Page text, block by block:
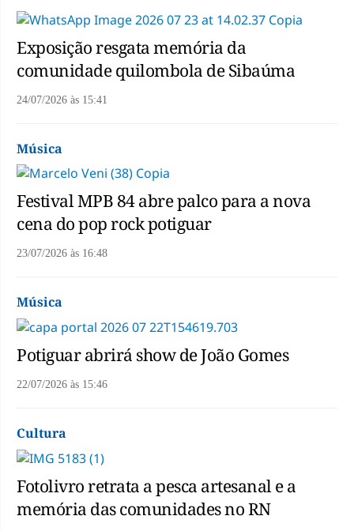
Exposição resgata memória da
comunidade quilombola de Sibaúma
24/07/2026 às 15:41
Música
Festival MPB 84 abre palco para a nova
cena do pop rock potiguar
23/07/2026 às 16:48
Música
Potiguar abrirá show de João Gomes
22/07/2026 às 15:46
Cultura
Fotolivro retrata a pesca artesanal e a
memória das comunidades no RN